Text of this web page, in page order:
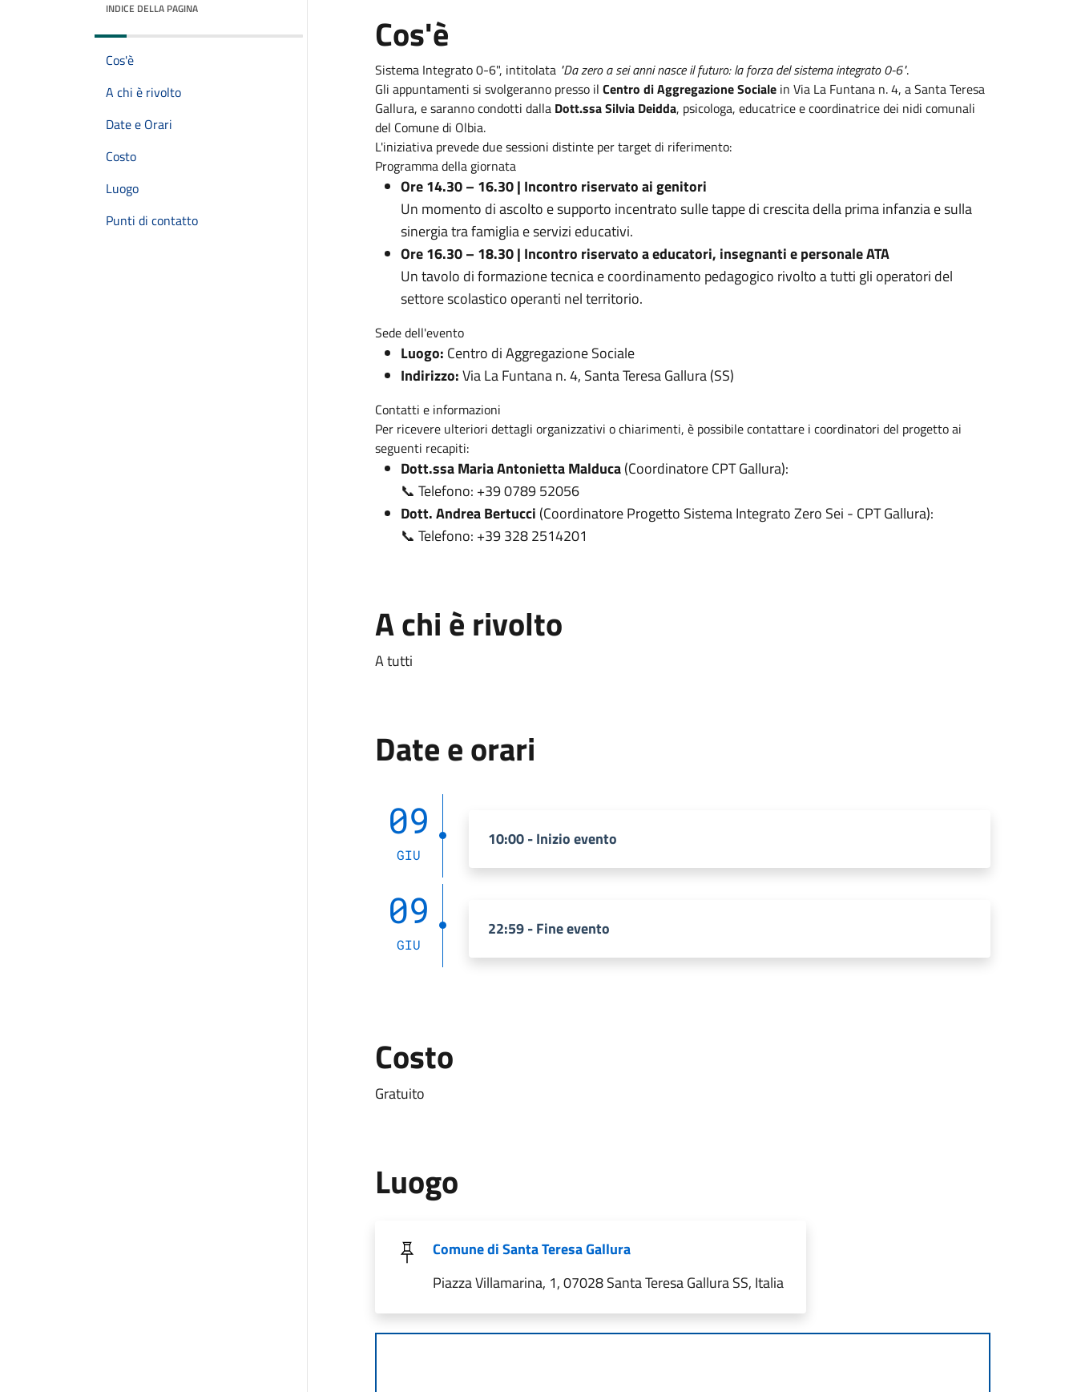
INDICE DELLA PAGINA
Cos'è
A chi è rivolto
Date e Orari
Costo
Luogo
Punti di contatto
Cos'è
Sistema Integrato 0-6", intitolata "Da zero a sei anni nasce il futuro: la forza del sistema integrato 0-6".
Gli appuntamenti si svolgeranno presso il Centro di Aggregazione Socialein Via La Funtana n. 4, a Santa Teresa
Gallura, e saranno condotti dalla Dott.ssa Silvia Deidda, psicologa, educatrice e coordinatrice dei nidi comunali
del Comune di Olbia.
L'iniziativa prevede due sessioni distinte per target di riferimento:
Programma della giornata
Ore 14.30 – 16.30 | Incontro riservato ai genitori
Un momento di ascolto e supporto incentrato sulle tappe di crescita della prima infanzia e sulla
sinergia tra famiglia e servizi educativi.
Ore 16.30 – 18.30 | Incontro riservato a educatori, insegnanti e personale ATA
Un tavolo di formazione tecnica e coordinamento pedagogico rivolto a tutti gli operatori del
settore scolastico operanti nel territorio.
Sede dell'evento
Luogo: Centro di Aggregazione Sociale
Indirizzo:Via La Funtana n. 4, Santa Teresa Gallura (SS)
Contatti e informazioni
Per ricevere ulteriori dettagli organizzativi o chiarimenti, è possibile contattare i coordinatori del progetto ai
seguenti recapiti:
Dott.ssa Maria Antonietta Malduca(Coordinatore CPT Gallura):
📞 Telefono: +39 0789 52056
Dott. Andrea Bertucci (Coordinatore Progetto Sistema Integrato Zero Sei - CPT Gallura):
📞 Telefono: +39 328 2514201
A chi è rivolto
A tutti
Date e orari
09
GIU
10:00 - Inizio evento
09
GIU
22:59 - Fine evento
Costo
Gratuito
Luogo
Comune di Santa Teresa Gallura
Piazza Villamarina, 1, 07028 Santa Teresa Gallura SS, Italia